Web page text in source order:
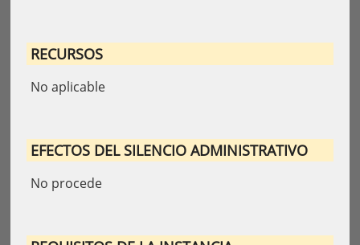
RECURSOS
No aplicable
EFECTOS DEL SILENCIO ADMINISTRATIVO
No procede